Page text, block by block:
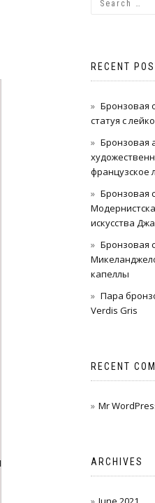
RECENT
Бронзовая
статуя с
Бронзовая
французское
Бронзовая
искусства
Бронзовая
капеллы
Пара
Verdis Gris
RECENT
Mr
ARCHIVES